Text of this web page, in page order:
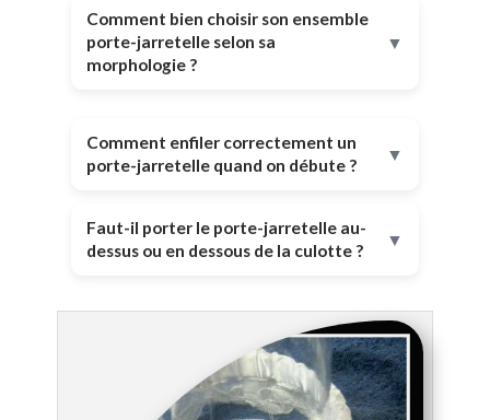
Comment bien choisir son ensemble
porte-jarretelle selon sa
morphologie ?
▼
Comment enfiler correctement un
porte-jarretelle quand on débute ?
▼
Faut-il porter le porte-jarretelle au-
dessus ou en dessous de la culotte ?
▼